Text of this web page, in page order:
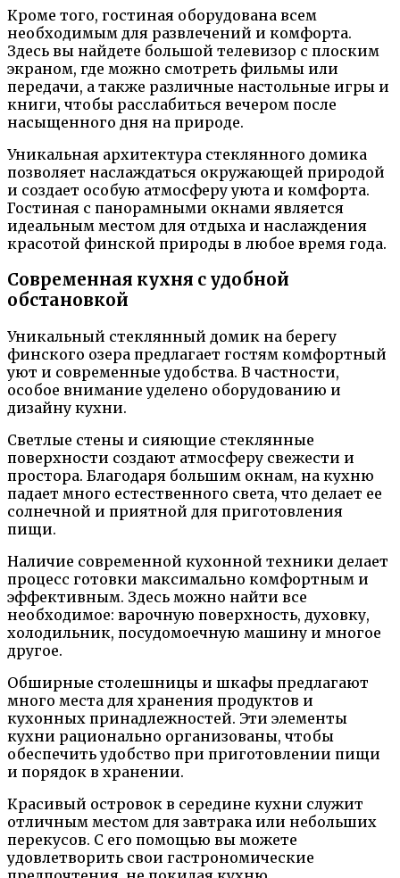
Кроме того, гостиная оборудована всем
необходимым для развлечений и комфорта.
Здесь вы найдете большой телевизор с плоским
экраном, где можно смотреть фильмы или
передачи, а также различные настольные игры и
книги, чтобы расслабиться вечером после
насыщенного дня на природе.
Уникальная архитектура стеклянного домика
позволяет наслаждаться окружающей природой
и создает особую атмосферу уюта и комфорта.
Гостиная с панорамными окнами является
идеальным местом для отдыха и наслаждения
красотой финской природы в любое время года.
Современная кухня с удобной
обстановкой
Уникальный стеклянный домик на берегу
финского озера предлагает гостям комфортный
уют и современные удобства. В частности,
особое внимание уделено оборудованию и
дизайну кухни.
Светлые стены и сияющие стеклянные
поверхности создают атмосферу свежести и
простора. Благодаря большим окнам, на кухню
падает много естественного света, что делает ее
солнечной и приятной для приготовления
пищи.
Наличие современной кухонной техники делает
процесс готовки максимально комфортным и
эффективным. Здесь можно найти все
необходимое: варочную поверхность, духовку,
холодильник, посудомоечную машину и многое
другое.
Обширные столешницы и шкафы предлагают
много места для хранения продуктов и
кухонных принадлежностей. Эти элементы
кухни рационально организованы, чтобы
обеспечить удобство при приготовлении пищи
и порядок в хранении.
Красивый островок в середине кухни служит
отличным местом для завтрака или небольших
перекусов. С его помощью вы можете
удовлетворить свои гастрономические